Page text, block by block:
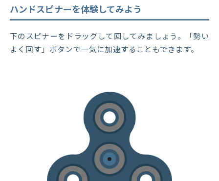
ハンドスピナーを体験してみよう
下のスピナーをドラッグして回してみましょう。「勢い
よく回す」ボタンで一気に加速することもできます。